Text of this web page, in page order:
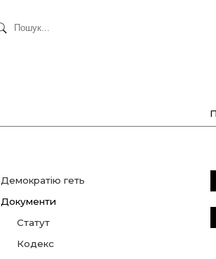
Демократію геть
Документи
Статут
Кодекс